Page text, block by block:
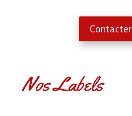
Contacter
Nos Labels